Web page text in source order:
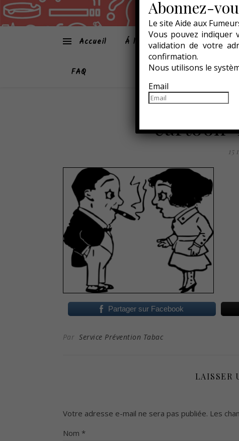
Accueil Á la une Atmo-Sphères
FAQ
cartoon-
15
Partager sur Facebook
Par Service Prévention Tabac
LAISSER
Votre adresse e-mail ne sera pas publiée. Les
Nom *
Abonnez-
Le site Aide aux
Vous pouvez indiquer
validation de votre
confirmation.
Nous utilisons le
Email